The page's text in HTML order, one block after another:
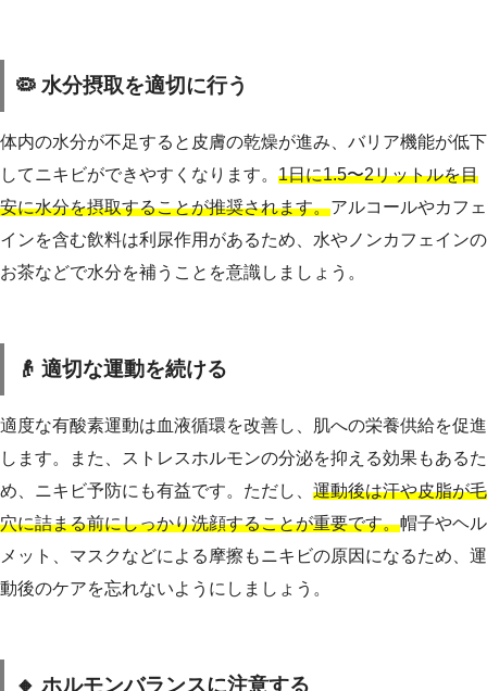
🦠 水分摂取を適切に行う
体内の水分が不足すると皮膚の乾燥が進み、バリア機能が低下
してニキビができやすくなります。 1日に1.5〜2リットルを目
安に水分を摂取することが推奨されます。アルコールやカフェ
インを含む飲料は利尿作用があるため、水やノンカフェインの
お茶などで水分を補うことを意識しましょう。
👴 適切な運動を続ける
適度な有酸素運動は血液循環を改善し、肌への栄養供給を促進
します。また、ストレスホルモンの分泌を抑える効果もあるた
め、ニキビ予防にも有益です。ただし、 運動後は汗や皮脂が毛
穴に詰まる前にしっかり洗顔することが重要です。帽子やヘル
メット、マスクなどによる摩擦もニキビの原因になるため、運
動後のケアを忘れないようにしましょう。
🔸 ホルモンバランスに注意する